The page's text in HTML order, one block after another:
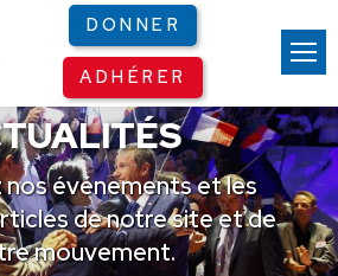
DONNER
ADHÉRER
événements et les
de notre site et de
mouvement.
cookies